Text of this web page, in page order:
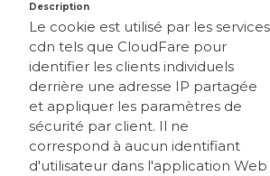
Description
Le cookie est utilisé par les services
cdn tels que CloudFare pour
identifier les clients individuels
derrière une adresse IP partagée
et appliquer les paramètres de
sécurité par client. Il ne
correspond à aucun identifiant
d'utilisateur dans l'application Web